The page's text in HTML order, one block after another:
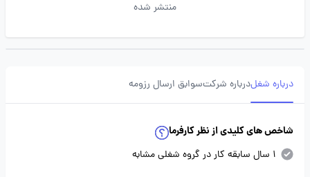
منتشر شده
درباره شغلدرباره شرکتسوابق ارسال رزومه
شاخص های کلیدی از نظر کارفرما
1 سال سابقه کار در گروه شغلی مشابه